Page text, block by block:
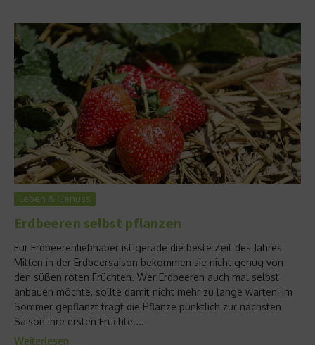
Leben & Genuss
Erdbeeren selbst pflanzen
Für Erdbeerenliebhaber ist gerade die beste Zeit des Jahres:
Mitten in der Erdbeersaison bekommen sie nicht genug von
den süßen roten Früchten. Wer Erdbeeren auch mal selbst
anbauen möchte, sollte damit nicht mehr zu lange warten: Im
Sommer gepflanzt trägt die Pflanze pünktlich zur nächsten
Saison ihre ersten Früchte....
Weiterlesen